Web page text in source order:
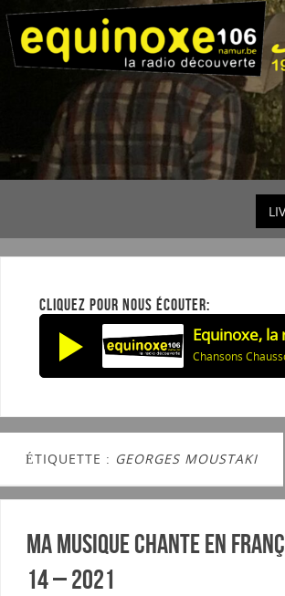
CLIQUEZ POUR NOUS ÉCOUTER:
Equinoxe,
Chansons
ÉTIQUETTE : GEORGES MOUSTAKI
Ma musique chante en
14 – 2021